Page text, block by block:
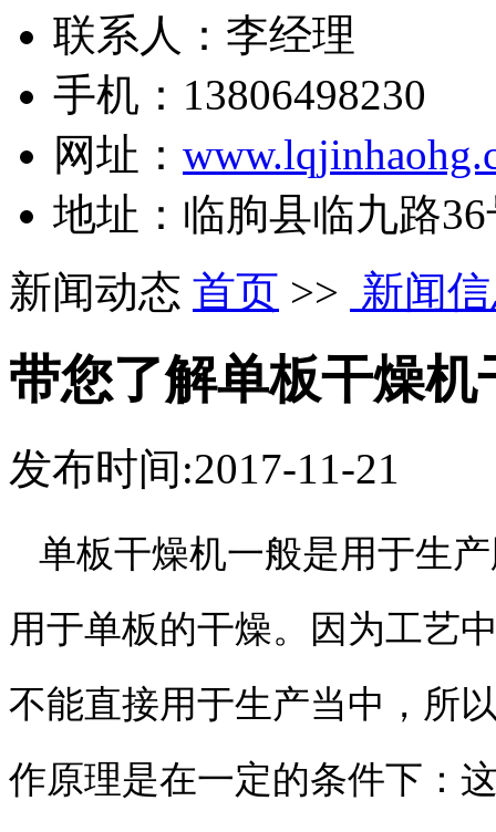
联系人：李经理
手机：13806498230
网址：
地址：临朐县临九路36
新闻动态 首页 >> 新闻
带您了解单板干燥
发布时间:2017-11-21
单板干燥机一般是用于生
用于单板的干燥。因为工艺
不能直接用于生产当中，所
作原理是在一定的条件下：